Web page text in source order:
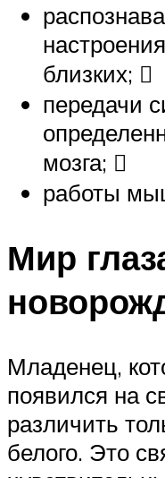
близких; ​
передачи
мозга; ​
работы
Мир
Младенец,
появился на
различить
белого. Это